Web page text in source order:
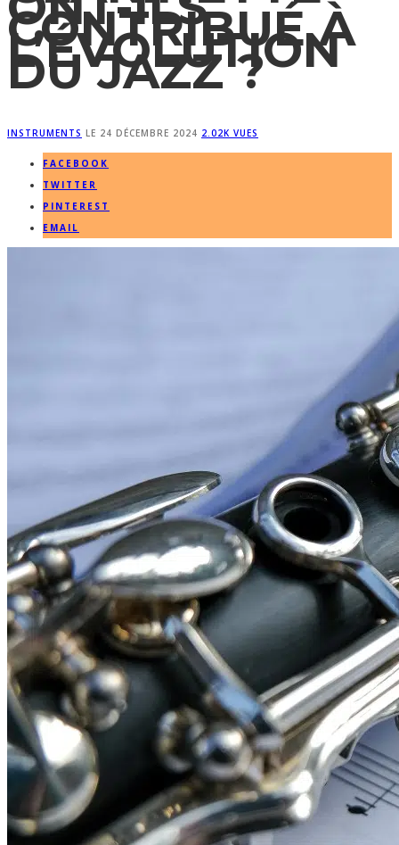
CONTRIBUÉ À
L’ÉVOLUTION
DU JAZZ ?
INSTRUMENTS LE 24 DÉCEMBRE 2024 2.02K VUES
FACEBOOK
TWITTER
PINTEREST
EMAIL